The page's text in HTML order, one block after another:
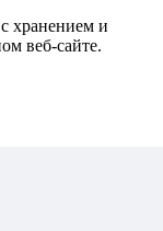
хранением и
веб-сайте.